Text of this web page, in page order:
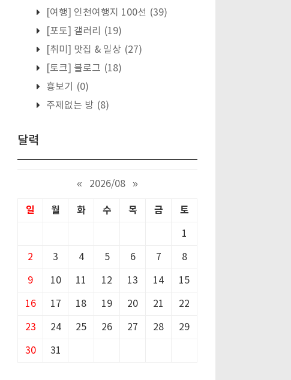
[여행] 인천여행지 100선 (39)
[포토] 갤러리
(19)
[취미] 맛집 & 일상 (27)
[토크] 블로그 (18)
흉보기
(0)
주제없는 방 (8)
달력
« 2026/08 »
일 월 화 수 목 금 토
1
2 3 4 5 6 7 8
9 10 11 12 13 14 15
16 17 18 19 20 21 22
23 24 25 26 27 28 29
30 31